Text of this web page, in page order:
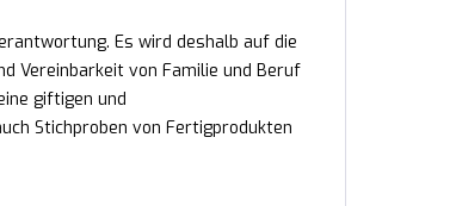
Es wird deshalb auf die
Vereinbarkeit von Familie und Beruf
giftigen und
Stichproben von Fertigprodukten